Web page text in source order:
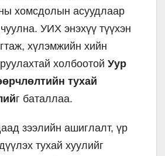
хомсдолын асуудлаар
УИХ энэхүү түүхэн
хүлэмжийн хийн
холбоотой Уур
тухай
г баталлаа.
зээлийн ашиглалт, үр
тухай хуулийг